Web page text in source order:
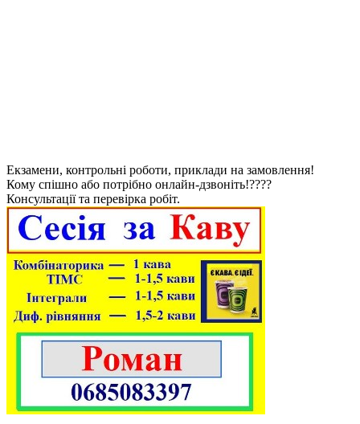
Екзамени, контрольні роботи, приклади на замовлення!
Кому спішно або потрібно онлайн-дзвоніть!????
Консультації та перевірка робіт.